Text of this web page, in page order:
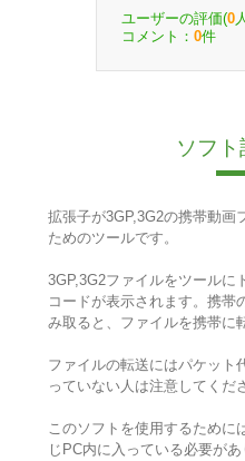
ユーザーの評価(0
コメント： 0件
ソフト
拡張子が3GP,3G2の携帯動画
ためのツールです。
3GP,3G2ファイルをツールに
コードが表示されます。携帯
み取ると、ファイルを携帯に
ファイルの転送にはパケット
っていない人は注意してくだ
このソフトを使用するために
じPC内に入っている必要が